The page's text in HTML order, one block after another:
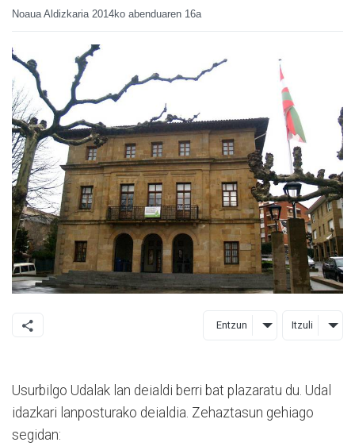
Noaua Aldizkaria 2014ko abenduaren 16a
Entzun Itzuli
Usurbilgo Udalak lan deialdi berri bat plazaratu du. Udal
idazkari lanposturako deialdia. Zehaztasun gehiago
segidan: